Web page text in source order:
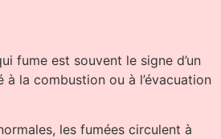
fume est souvent le signe d’un
la combustion ou à l’évacuation
les fumées circulent à